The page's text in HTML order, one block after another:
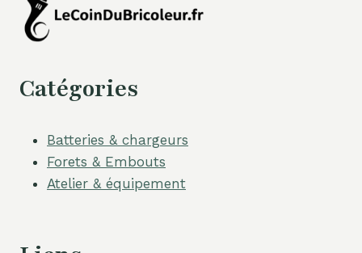
Catégories
Batteries & chargeurs
Forets & Embouts
Atelier & équipement